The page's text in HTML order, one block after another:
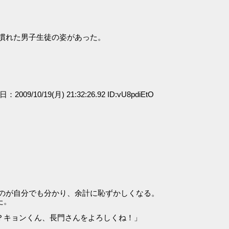
た男子生徒の姿があった。
：2009/10/19(月) 21:32:26.92 ID:vU8pdiEtO
自分でも分かり、余計に恥ずかしくなる。
ョンくん、長門さんをよろしくね！」